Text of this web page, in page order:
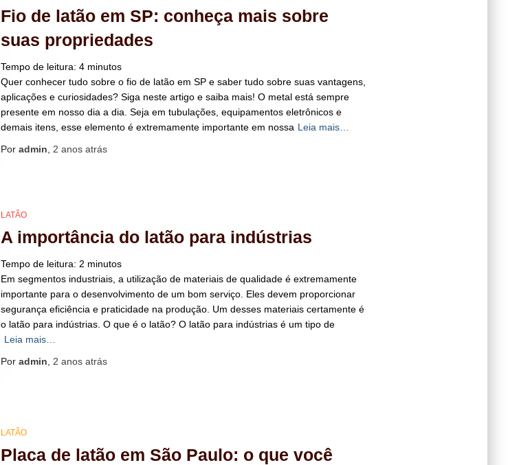
Fio de latão em SP: conheça mais sobre
suas propriedades
Tempo de leitura: 4 minutos
Quer conhecer tudo sobre o fio de latão em SP e saber tudo sobre suas vantagens,
aplicações e curiosidades? Siga neste artigo e saiba mais! O metal está sempre
presente em nosso dia a dia. Seja em tubulações, equipamentos eletrônicos e
demais itens, esse elemento é extremamente importante em nossa Leia mais…
Por admin 2 anosatrás
LATÃO
A importância do latão para indústrias
Tempo de leitura: 2 minutos
Em segmentos industriais, a utilização de materiais de qualidade é extremamente
importante para o desenvolvimento de um bom serviço. Eles devem proporcionar
segurança eficiência e praticidade na produção. Um desses materiais certamente é
o latão para indústrias. O que é o latão? O latão para indústrias é um tipo de
Leia mais…
Por admin 2 anosatrás
LATÃO
Placa de latão em São Paulo: o que você